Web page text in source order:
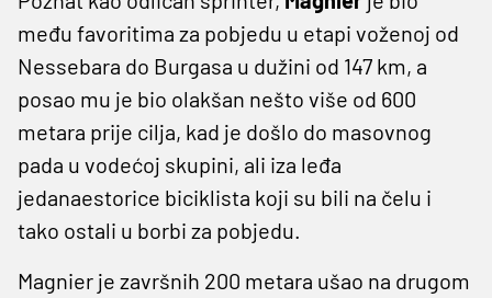
među favoritima za pobjedu u etapi voženoj od
Nessebara do Burgasa u dužini od 147 km, a
posao mu je bio olakšan nešto više od 600
metara prije cilja, kad je došlo do masovnog
pada u vodećoj skupini, ali iza leđa
jedanaestorice biciklista koji su bili na čelu i
tako ostali u borbi za pobjedu.
Magnier je završnih 200 metara ušao na drugom